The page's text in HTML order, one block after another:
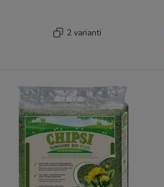
2 varianti